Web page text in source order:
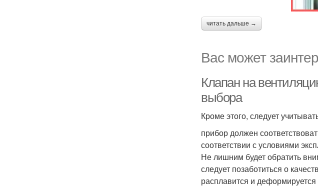
читать дальше →
Вас может
Клапан на
выбора
Кроме этого, следует
прибор должен
соответствии с условиями
Не лишним будет обратить
следует позаботиться о
расплавится и